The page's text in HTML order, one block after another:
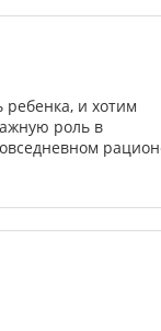
и хотим
роль в